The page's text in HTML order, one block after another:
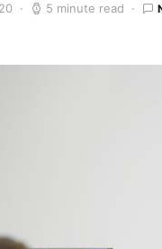
5 minute read